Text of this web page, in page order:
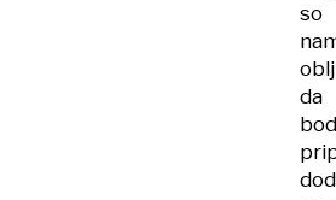
so
da